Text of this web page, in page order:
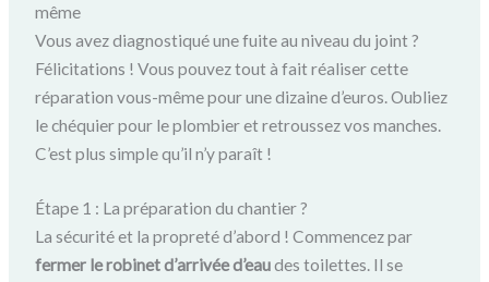
même
Vous avez diagnostiqué une fuite au niveau du joint ?
Félicitations ! Vous pouvez tout à fait réaliser cette
réparation vous-même pour une dizaine d’euros. Oubliez
le chéquier pour le plombier et retroussez vos manches.
C’est plus simple qu’il n’y paraît !
Étape 1 : La préparation du chantier ?
La sécurité et la propreté d’abord ! Commencez par
fermer le robinet d’arrivée d’eaudes toilettes. Il se